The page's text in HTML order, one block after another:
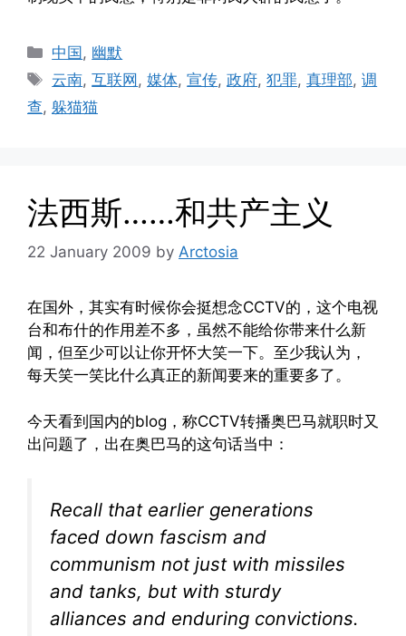
Categories
中国, 幽默
Tags
云南,互联网,媒体,宣传,政府,犯罪,真理部,调
查, 躲猫猫
法西斯……和共产主义
22 January 2009 by Arctosia
在国外，其实有时候你会挺想念CCTV的，这个电视
台和布什的作用差不多，虽然不能给你带来什么新
闻，但至少可以让你开怀大笑一下。至少我认为，
每天笑一笑比什么真正的新闻要来的重要多了。
今天看到国内的blog，称CCTV转播奥巴马就职时又
出问题了，出在奥巴马的这句话当中：
Recall that earlier generations
faced down fascism and
communism not just with missiles
and tanks, but with sturdy
alliances and enduring convictions.